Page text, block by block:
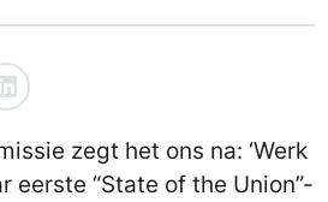
zegt het ons na: ‘Werk
eerste “State of the Union”-